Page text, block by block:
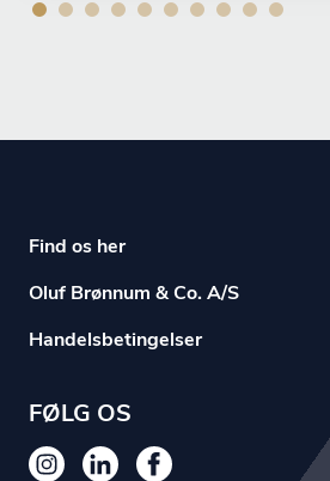
Find os her
Oluf Brønnum & Co. A/S
Handelsbetingelser
FØLG OS